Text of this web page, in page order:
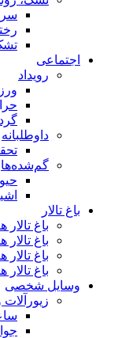
اجتماعی
رویداد
داوطلبانه
گم‌شده‌ها
باغ تالار
باغ
باغ
باغ
باغ
وسایل شخصی